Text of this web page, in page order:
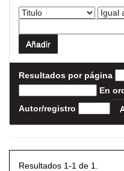
Resultados por página
En
Autor/registro
Resultados 1-1 de 1.